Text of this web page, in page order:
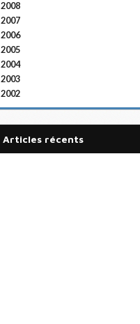
2008
2007
2006
2005
2004
2003
2002
articles récents